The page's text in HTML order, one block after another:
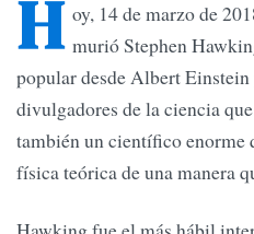
H oy, 14 de marzo de
murió Stephen
popular desde Albert
divulgadores de la ciencia
también un científico enorme
física teórica de una manera